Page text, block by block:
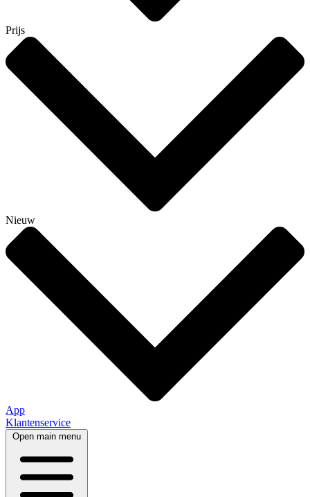
Prijs
Nieuw
App
Klantenservice
Open main menu